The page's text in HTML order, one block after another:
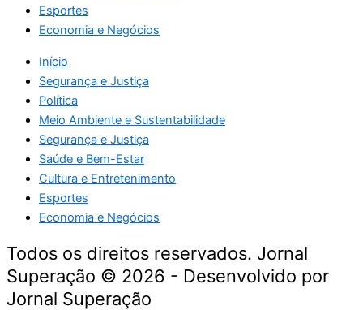
Esportes
Economia e Negócios
Início
Segurança e Justiça
Política
Meio Ambiente e Sustentabilidade
Segurança e Justiça
Saúde e Bem-Estar
Cultura e Entretenimento
Esportes
Economia e Negócios
Todos os direitos reservados. Jornal
Superação © 2026 - Desenvolvido por
Jornal Superação